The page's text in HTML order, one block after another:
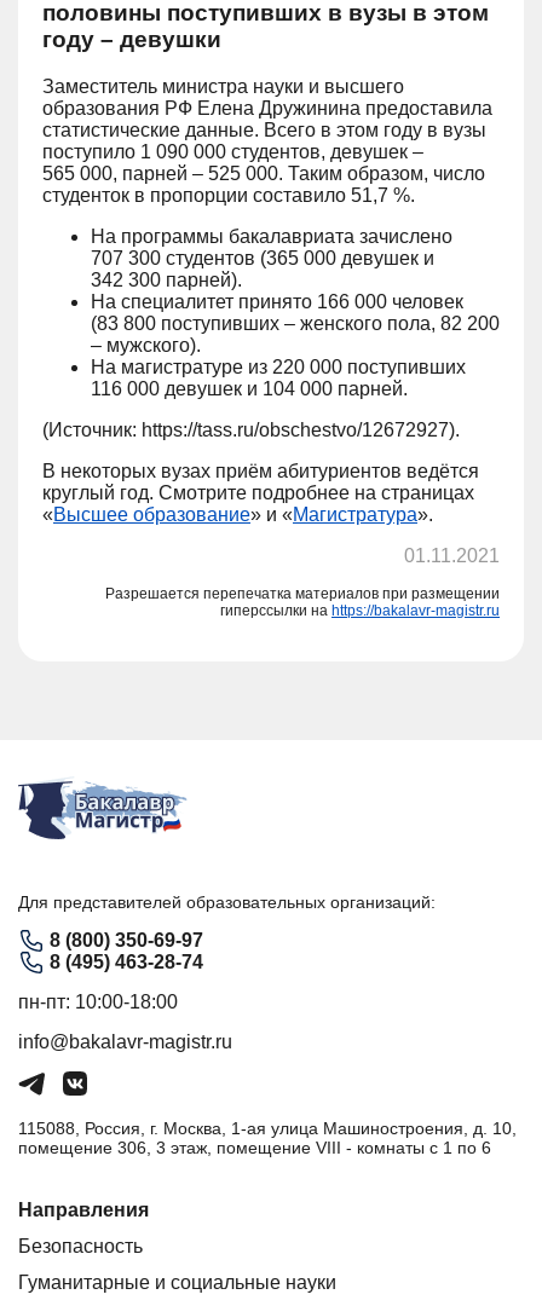
половины поступивших в вузы в этом
году – девушки
Заместитель министра науки и высшего
образования РФ Елена Дружинина предоставила
статистические данные. Всего в этом году в вузы
поступило 1 090 000 студентов, девушек –
565 000, парней – 525 000. Таким образом, число
студенток в пропорции составило 51,7 %.
На программы бакалавриата зачислено
707 300 студентов (365 000 девушек и
342 300 парней).
На специалитет принято 166 000 человек
(83 800 поступивших – женского пола, 82 200
– мужского).
На магистратуре из 220 000 поступивших
116 000 девушек и 104 000 парней.
(Источник: https://tass.ru/obschestvo/12672927).
В некоторых вузах приём абитуриентов ведётся
круглый год. Смотрите подробнее на страницах
«Высшее образование» и «Магистратура».
01.11.2021
Разрешается перепечатка материалов при размещении
гиперссылки на https://bakalavr-magistr.ru
Для представителей образовательных организаций:
8 (800) 350-69-97
8 (495) 463-28-74
пн-пт: 10:00-18:00
info@bakalavr-magistr.ru
115088, Россия, г. Москва, 1-ая улица Машиностроения, д. 10,
помещение 306, 3 этаж, помещение VIII - комнаты с 1 по 6
Направления
Безопасность
Гуманитарные и социальные науки